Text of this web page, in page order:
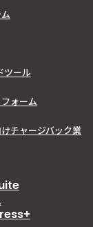
ツール
ォーム
チャージバック業